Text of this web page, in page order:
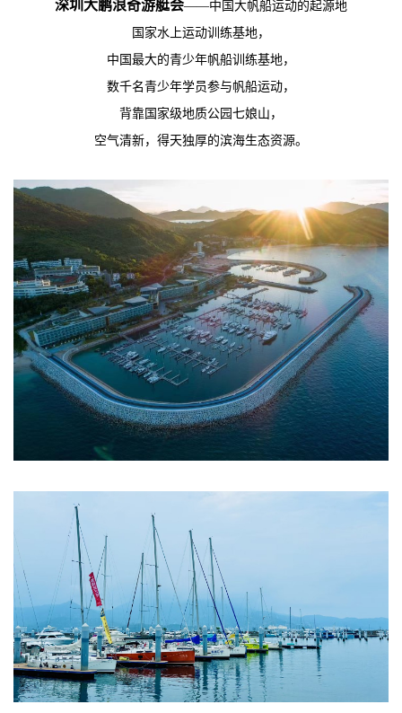
深圳大鹏浪奇游艇会——中国大帆船运动的起源地
国家水上运动训练基地，
中国最大的青少年帆船训练基地，
数千名青少年学员参与帆船运动，
背靠国家级地质公园七娘山，
空气清新，得天独厚的滨海生态资源。